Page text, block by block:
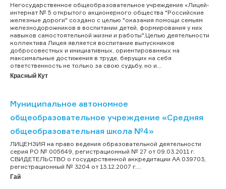
Негосударственное общеобразовательное учреждение «Лицей-
интернат № 5 открытого акционерного общества "Российские
железные дороги" создано с целью "оказания помощи семьям
железнодорожников в воспитании детей, формирования у них
навыков самостоятельной жизни и работы".Целью деятельности
коллектива Лицея является воспитание выпускников
добросовестных и инициативных, ориентированных на
максимальные достижения в труде, берущих на себя
ответственность не только за свою судьбу, но и...
Красный Кут
Муниципальное автономное
общеобразовательное учреждение «Средняя
общеобразовательная школа №4»
ЛИЦЕНЗИЯ на право ведения образовательной деятельности
серия PO № 005649, регистрационный № 27 от 09.03.2011 г.
СВИДЕТЕЛЬСТВО о государственной аккредитации AA 039703,
регистрационный № 3204 от 13.12.2007 г....
Гай